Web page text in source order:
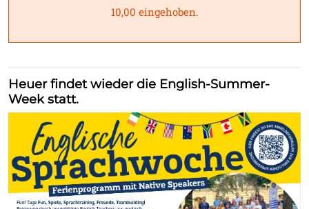
10,00 eingehoben.
Heuer findet wieder die English-Summer-
Week statt.